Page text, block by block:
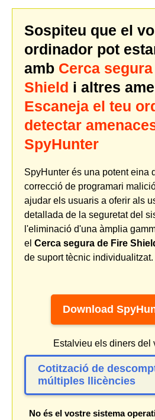
Sospiteu que el
ordinador pot
amb Cerca
Shield i altres
Escaneja el teu
detectar
SpyHunter
SpyHunter és una potent eina
correcció de programari
ajudar els usuaris a oferir als
detallada de la seguretat del
l'eliminació d'una àmplia
el Cerca segura de Fire
de suport tècnic individualitzat.
Download
Estalvieu els diners del
Cotització de
múltiples llicències
No és el vostre sistema